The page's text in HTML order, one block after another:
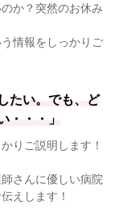
か？突然のお休み
情報をしっかりご
たい。でも、ど
・・・」
りご説明します！
さんに優しい病院
えします！